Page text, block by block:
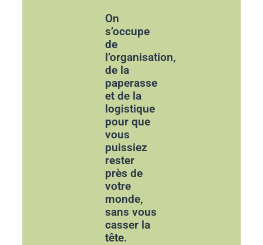
On
s’occupe
de
l’organisation,
de la
paperasse
et de la
logistique
pour que
vous
puissiez
rester
près de
votre
monde,
sans vous
casser la
tête.